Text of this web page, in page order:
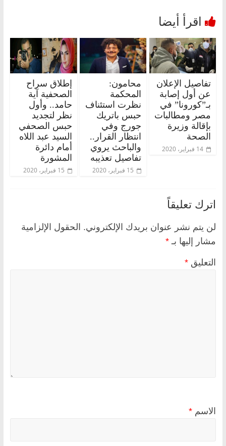
تفاصيل الإعلان
عن أول إصابة
بـ”كورونا” في
مصر ومطالبات
بإقالة وزيرة
الصحة
14 فبراير، 2020
محامون:
المحكمة
نظرت استئناف
حبس باتريك
جورج وفي
انتظار القرار..
والباحث يروي
تفاصيل تعذيبه
15 فبراير، 2020
إطلاق سراح
الصحفية آية
حامد.. وأول
نظر لتجديد
حبس الصحفي
السيد عبد اللاه
أمام دائرة
المشورة
15 فبراير، 2020
اترك تعليقاً
لن يتم نشر عنوان بريدك الإلكتروني. الحقول الإلزامية
مشار إليها بـ *
التعليق *
الاسم *